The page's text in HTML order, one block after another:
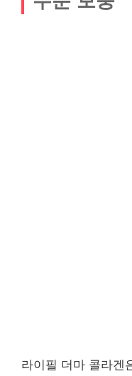
라이필 더마 콜라겐